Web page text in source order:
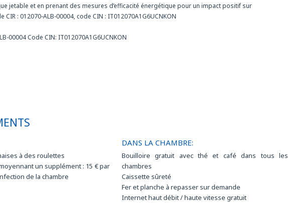
jetable et en prenant des mesures d’efficacité énergétique pour un impact positif sur
CIR : 012070-ALB-00004, code CIN : IT012070A1G6UCNKON
00004 Code CIN: IT012070A1G6UCNKON
à des roulettes
un supplément : 15 € par
de la chambre
DANS LA CHAMBRE:
Bouilloire gratuit avec thé et café dans tous les
chambres
Caissette sûreté
Fer et planche à repasser sur demande
Internet haut débit / haute vitesse gratuit